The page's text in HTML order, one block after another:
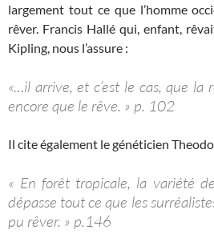
largement tout ce que l’homme
rêver. Francis Hallé qui, enfant,
Kipling, nous l’assure :
«…il arrive, et c’est le cas, que la
encore que le rêve. » p. 102
Il cite également le généticien
« En forêt tropicale, la variété
dépasse tout ce que les
pu rêver. » p.146